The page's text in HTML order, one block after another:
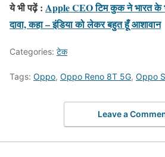
ये भी पढ़ें : Apple CEO टिम कुक ने भारत के
दावा, कहा – इंडिया को लेकर बहुत हूँ आशावान
Categories: टेक
Tags: Oppo, Oppo Reno 8T 5G, Oppo
Leave a